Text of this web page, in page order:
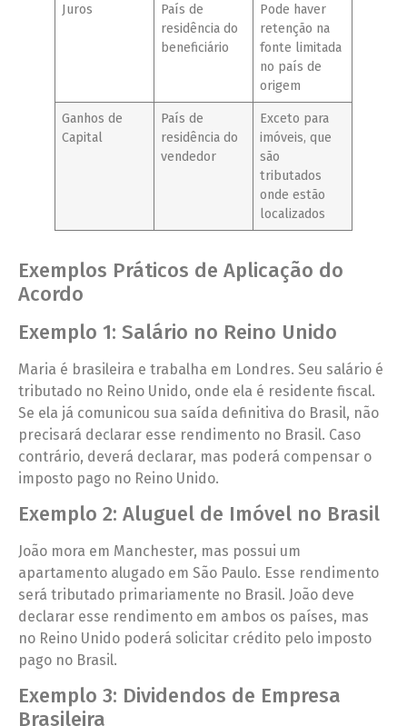
Juros
País de
residência do
beneficiário
Pode haver
retenção na
fonte limitada
no país de
origem
Ganhos de
Capital
País de
residência do
vendedor
Exceto para
imóveis, que
são
tributados
onde estão
localizados
Exemplos Práticos de Aplicação do
Acordo
Exemplo 1: Salário no Reino Unido
Maria é brasileira e trabalha em Londres. Seu salário é
tributado no Reino Unido, onde ela é residente fiscal.
Se ela já comunicou sua saída definitiva do Brasil, não
precisará declarar esse rendimento no Brasil. Caso
contrário, deverá declarar, mas poderá compensar o
imposto pago no Reino Unido.
Exemplo 2: Aluguel de Imóvel no Brasil
João mora em Manchester, mas possui um
apartamento alugado em São Paulo. Esse rendimento
será tributado primariamente no Brasil. João deve
declarar esse rendimento em ambos os países, mas
no Reino Unido poderá solicitar crédito pelo imposto
pago no Brasil.
Exemplo 3: Dividendos de Empresa
Brasileira